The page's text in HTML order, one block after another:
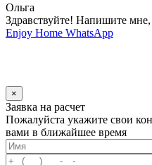
Ольга
Здравствуйте! Напишите мне,
Enjoy Home WhatsApp
×
Заявка на расчет
Пожалуйста укажите свои
вами в ближайшее время